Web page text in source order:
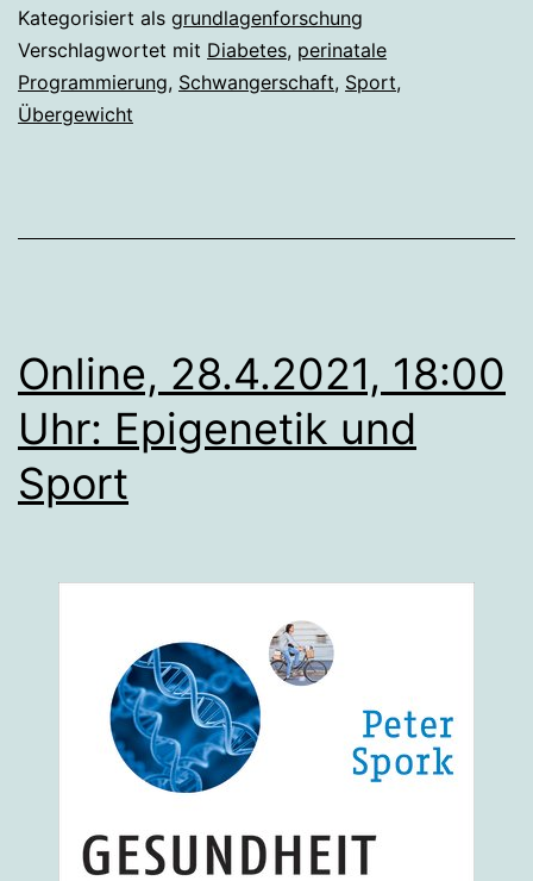
der
Schwangerschaft
besonders
wichtig?
Kategorisiert als grundlagenforschung
Verschlagwortet mit Diabetes, perinatale
Programmierung, Schwangerschaft, Sport,
Übergewicht
Online, 28.4.2021, 18:00
Uhr: Epigenetik und
Sport